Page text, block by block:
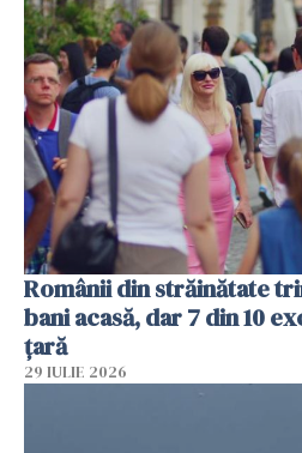
Românii din străinătate
bani acasă, dar 7 din 10
țară
29 IULIE 2026